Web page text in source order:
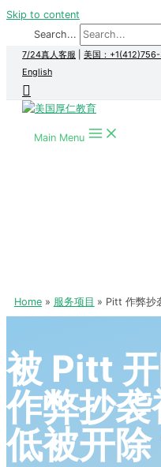
Skip to content
Search...
7/24真人客服 美国：
English
Main Menu
Home 服务项目 Pitt 作弊抄
被 Pitt
作弊抄
低被开除